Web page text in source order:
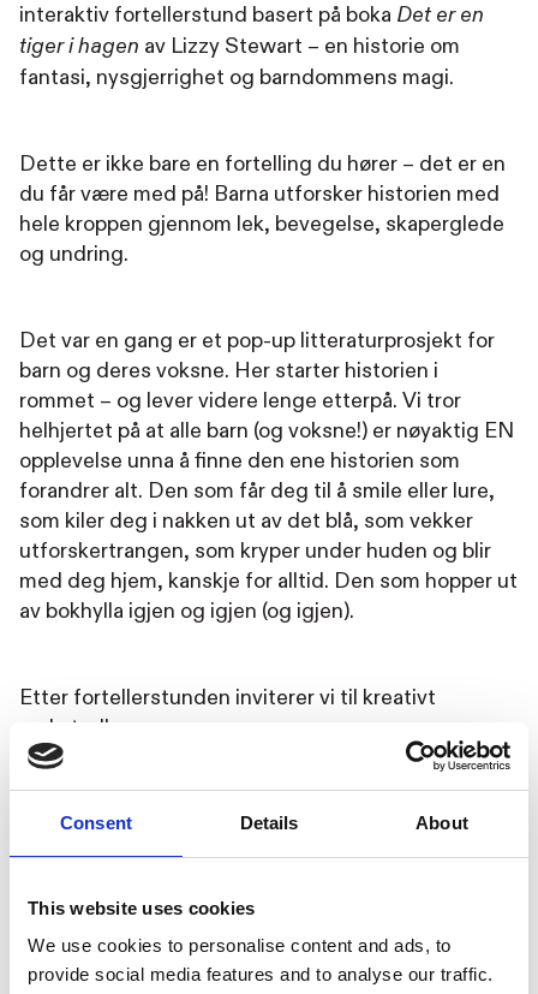
Consent Details About
This website uses cookies
We use cookies to personalise content and ads, to
provide social media features and to analyse our traffic.
interaktiv fortellerstund basert på boka Det er en
tiger i hagen av Lizzy Stewart – en historie om
fantasi, nysgjerrighet og barndommens magi.
Dette er ikke bare en fortelling du hører – det er en
du får være med på! Barna utforsker historien med
hele kroppen gjennom lek, bevegelse, skaperglede
og undring.
Det var en gang er et pop-up litteraturprosjekt for
barn og deres voksne. Her starter historien i
rommet – og lever videre lenge etterpå. Vi tror
helhjertet på at alle barn (og voksne!) er nøyaktig EN
opplevelse unna å finne den ene historien som
forandrer alt. Den som får deg til å smile eller lure,
som kiler deg i nakken ut av det blå, som vekker
utforskertrangen, som kryper under huden og blir
med deg hjem, kanskje for alltid. Den som hopper ut
av bokhylla igjen og igjen (og igjen).
Etter fortellerstunden inviterer vi til kreativt
verksted!
Passer best for barn fra 3 til 6 år.
Velkommen!